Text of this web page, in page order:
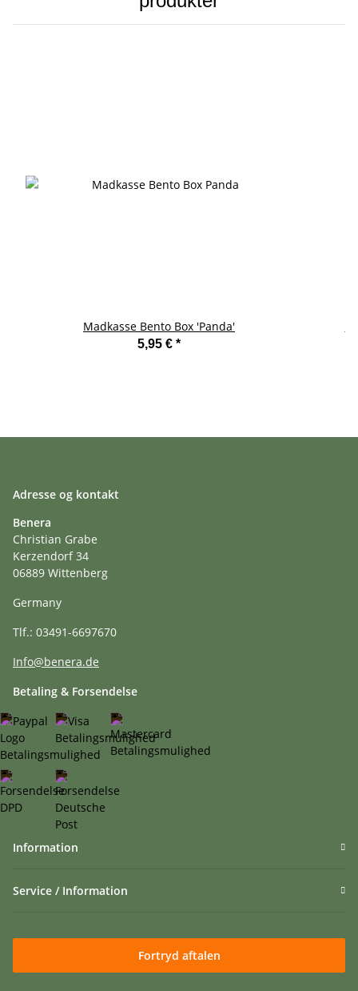
Madkasse Bento Box 'Panda'
5,95 € *
Adresse og kontakt
Benera
Christian Grabe
Kerzendorf 34
06889 Wittenberg
Germany
Tlf.: 03491-6697670
Info@benera.de
Betaling & Forsendelse
Information
Service / Information
Fortryd aftalen